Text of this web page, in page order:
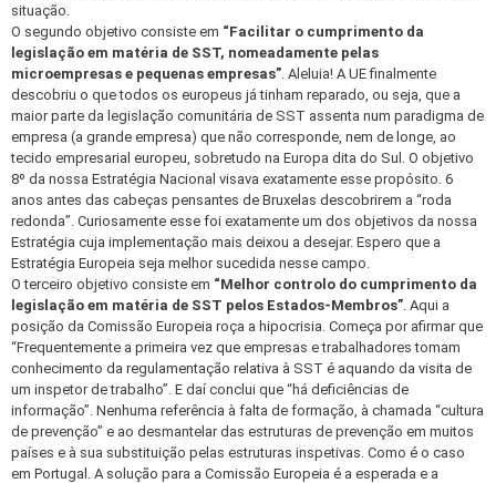
situação.
O segundo objetivo consiste em “Facilitar o cumprimento da
legislação em matéria de SST, nomeadamente pelas
microempresas e pequenas empresas”. Aleluia! A UE finalmente
descobriu o que todos os europeus já tinham reparado, ou seja, que a
maior parte da legislação comunitária de SST assenta num paradigma de
empresa (a grande empresa) que não corresponde, nem de longe, ao
tecido empresarial europeu, sobretudo na Europa dita do Sul. O objetivo
8º da nossa Estratégia Nacional visava exatamente esse propósito. 6
anos antes das cabeças pensantes de Bruxelas descobrirem a “roda
redonda”. Curiosamente esse foi exatamente um dos objetivos da nossa
Estratégia cuja implementação mais deixou a desejar. Espero que a
Estratégia Europeia seja melhor sucedida nesse campo.
O terceiro objetivo consiste em “Melhor controlo do cumprimento da
legislação em matéria de SST pelos Estados-Membros”. Aqui a
posição da Comissão Europeia roça a hipocrisia. Começa por afirmar que
“Frequentemente a primeira vez que empresas e trabalhadores tomam
conhecimento da regulamentação relativa à SST é aquando da visita de
um inspetor de trabalho”. E daí conclui que “há deficiências de
informação”. Nenhuma referência à falta de formação, à chamada “cultura
de prevenção” e ao desmantelar das estruturas de prevenção em muitos
países e à sua substituição pelas estruturas inspetivas. Como é o caso
em Portugal. A solução para a Comissão Europeia é a esperada e a